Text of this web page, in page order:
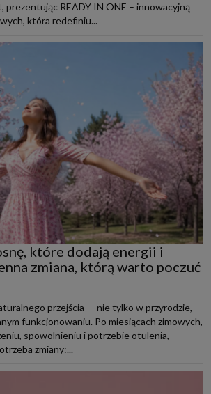
prezentując READY IN ONE – innowacyjną
która redefiniu...
które dodają energii i
zmiana, którą warto poczuć
przejścia — nie tylko w przyrodzie,
funkcjonowaniu. Po miesiącach zimowych,
spowolnieniu i potrzebie otulenia,
zmiany:...